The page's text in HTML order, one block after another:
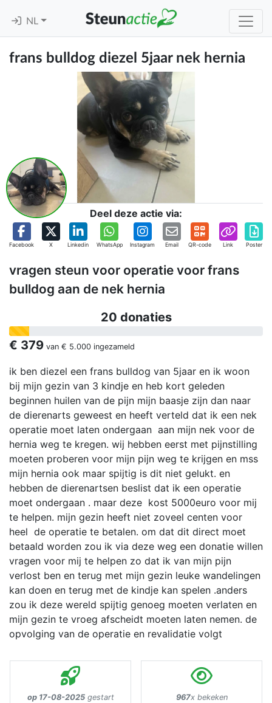
NL
frans bulldog diezel 5jaar nek hernia
Deel deze actie via:
Facebook X Linkedin WhatsApp Instagram Email QR-code Link Poster
vragen steun voor operatie voor frans
bulldog aan de nek hernia
20 donaties
€ 379 van € 5.000 ingezameld
ik ben diezel een frans bulldog van 5jaar en ik woon
bij mijn gezin van 3 kindje en heb kort geleden
beginnen huilen van de pijn mijn baasje zijn dan naar
de dierenarts geweest en heeft verteld dat ik een nek
operatie moet laten ondergaan aan mijn nek voor de
hernia weg te kregen. wij hebben eerst met pijnstilling
moeten proberen voor mijn pijn weg te krijgen en mss
mijn hernia ook maar spijtig is dit niet gelukt. en
hebben de dierenartsen beslist dat ik een operatie
moet ondergaan . maar deze kost 5000euro voor mij
te helpen. mijn gezin heeft niet zoveel centen voor
heel de operatie te betalen. om dat dit direct moet
betaald worden zou ik via deze weg een donatie willen
vragen voor mij te helpen zo dat ik van mijn pijn
verlost ben en terug met mijn gezin leuke wandelingen
kan doen en terug met de kindje kan spelen .anders
zou ik deze wereld spijtig genoeg moeten verlaten en
mijn gezin te vroeg afscheidt moeten laten nemen. de
opvolging van de operatie en revalidatie volgt
op 17-08-2025gestart 967x bekeken